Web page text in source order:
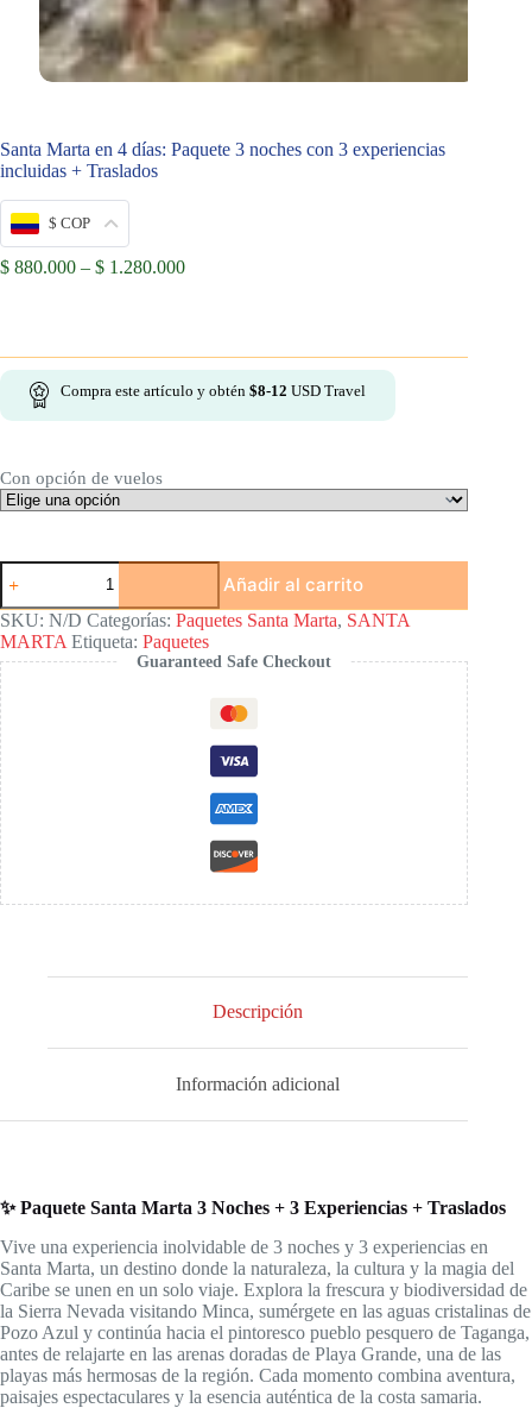
Santa Marta en 4 días: Paquete 3 noches con 3 experiencias
incluidas + Traslados
$ COP
$ 880.000 – $ 1.280.000Price
Compra este artículo y obtén $8-12 USD Travel
Con opción de vuelos
Santa
Marta
en
4
días:
Paquete
3
noches
con
3
experiencias
incluidas
+
Traslados
cantidad
Añadir al carrito
SKU: N/D Categorías: Paquetes Santa Marta, SANTA
MARTA Etiqueta: Paquetes
Guaranteed Safe Checkout
Descripción
Información adicional
✨ Paquete Santa Marta 3 Noches + 3 Experiencias + Traslados
Vive una experiencia inolvidable de 3 noches y 3 experiencias en
Santa Marta, un destino donde la naturaleza, la cultura y la magia del
Caribe se unen en un solo viaje. Explora la frescura y biodiversidad de
la Sierra Nevada visitando Minca, sumérgete en las aguas cristalinas de
Pozo Azul y continúa hacia el pintoresco pueblo pesquero de Taganga,
antes de relajarte en las arenas doradas de Playa Grande, una de las
playas más hermosas de la región. Cada momento combina aventura,
paisajes espectaculares y la esencia auténtica de la costa samaria.